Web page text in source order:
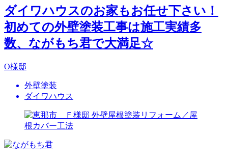
ダイワハウスのお家もお任せ下さい！
初めての外壁塗装工事は施工実績多
数、ながもち君で大満足☆
O様邸
外壁塗装
ダイワハウス